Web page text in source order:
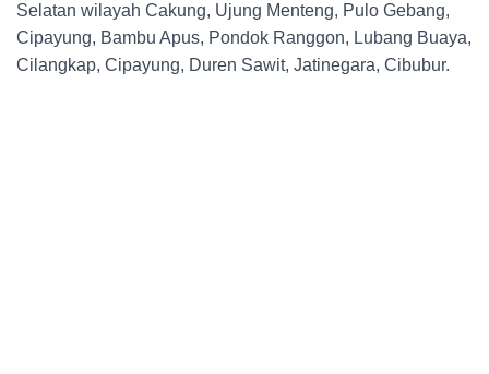
N
Selatan wilayah Cakung, Ujung Menteng, Pulo Gebang,
Cipayung, Bambu Apus, Pondok Ranggon, Lubang Buaya,
Cilangkap, Cipayung, Duren Sawit, Jatinegara, Cibubur.